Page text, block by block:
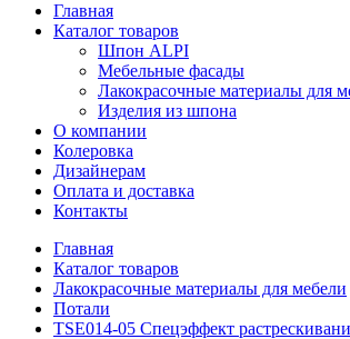
Главная
Каталог товаров
Шпон ALPI
Мебельные фасады
Лакокрасочные материалы для
Изделия из шпона
О компании
Колеровка
Дизайнерам
Оплата и доставка
Контакты
Главная
Каталог товаров
Лакокрасочные материалы для мебели
Потали
TSE014-05 Спецэффект